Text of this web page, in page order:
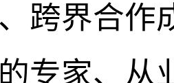
跨界合作
专家、从